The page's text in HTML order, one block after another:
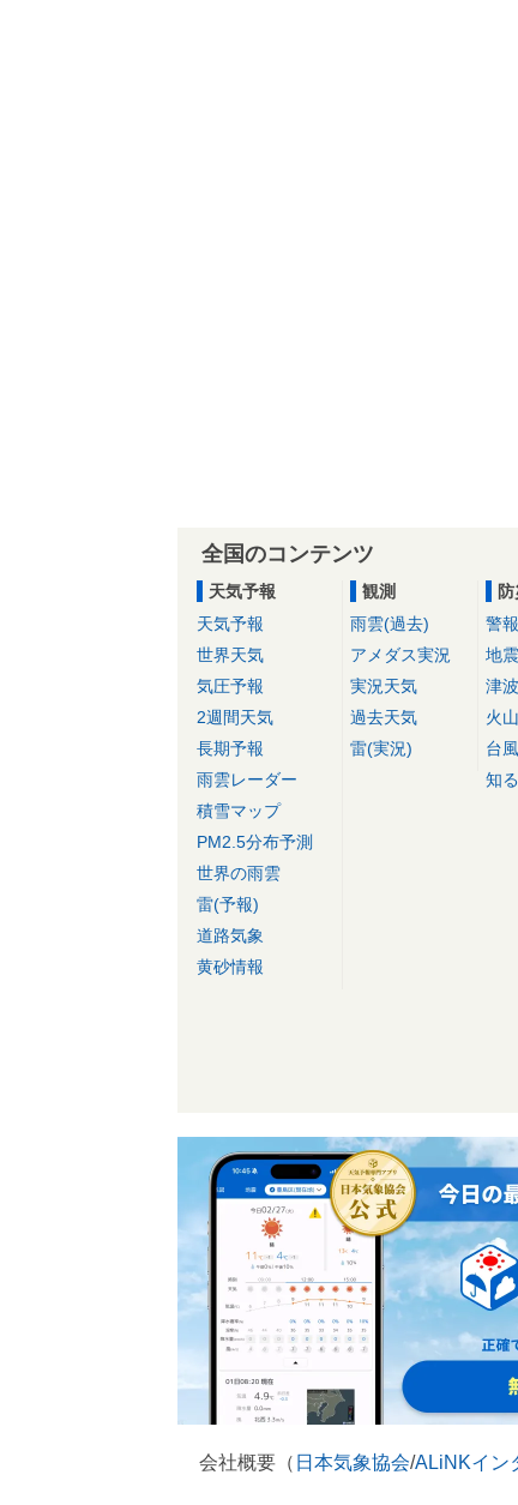
全国のコンテンツ
天気予報
天気予報
世界天気
気圧予報
2週間天気
長期予報
雨雲レーダー
積雪マップ
PM2.5分布予測
世界の雨雲
雷(予報)
道路気象
黄砂情報
観測
雨雲(過去)
アメダス実況
実況天気
過去天気
雷(実況)
警
地
津
火
台
知
会社概要（ 日本気象協会/ALiNKイン